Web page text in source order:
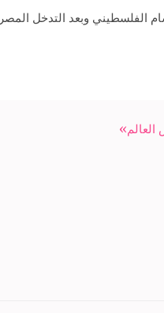
الفلسطيني وبعد التدخل
العالم»